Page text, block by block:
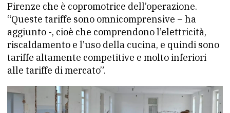
Firenze che è copromotrice dell’operazione.
“Queste tariffe sono omnicomprensive – ha
aggiunto -, cioè che comprendono l’elettricità,
riscaldamento e l’uso della cucina, e quindi sono
tariffe altamente competitive e molto inferiori
alle tariffe di mercato”.